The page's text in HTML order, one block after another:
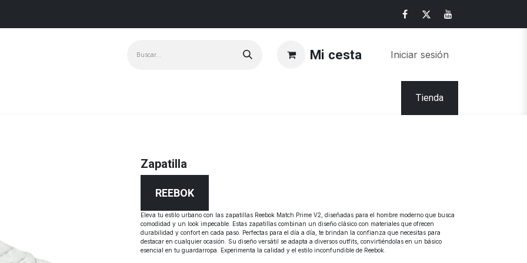
Mi cesta Iniciar sesión
Tienda
Zapatilla
REEBOK
Eleva tu estilo urbano con las zapatillas Reebok Match Prime V2, diseñadas para el hombre moderno que busca
comodidad y un look impecable. Estas zapatillas combinan un diseño clásico con materiales que ofrecen
durabilidad y confort en cada paso. Perfectas para el día a día, te brindan la confianza que necesitas para
destacar en cualquier ocasión. Su diseño versátil se adapta a diversos outfits, convirtiéndolas en un básico
esencial en tu guardarropa. Experimenta la calidad y el estilo inconfundible de Reebok.